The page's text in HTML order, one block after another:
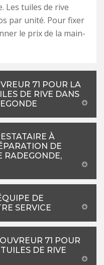
Les tuiles de rive
par unité. Pour fixer
le prix de la main-
71 POUR LA
DE RIVE DANS
À
DE
RADEGONDE,
DE
SERVICE
71 POUR
DE RIVE